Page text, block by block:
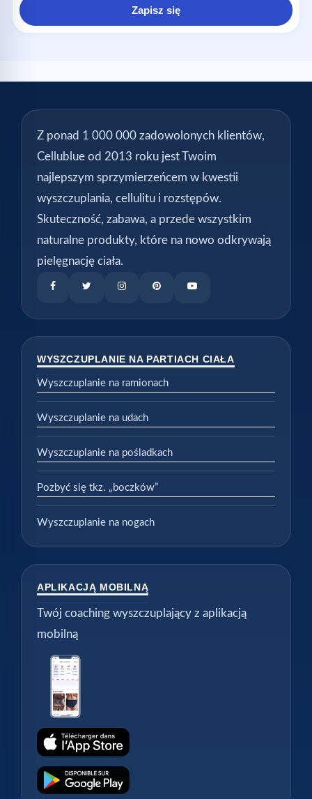
Zapisz się
Z ponad 1 000 000 zadowolonych klientów,
Cellublue od 2013 roku jest Twoim
najlepszym sprzymierzeńcem w kwestii
wyszczuplania, cellulitu i rozstępów.
Skuteczność, zabawa, a przede wszystkim
naturalne produkty, które na nowo odkrywają
pielęgnację ciała.
WYSZCZUPLANIE NA PARTIACH CIAŁA
Wyszczuplanie na ramionach
Wyszczuplanie na udach
Wyszczuplanie na pośladkach
Pozbyć się tkz. „boczków”
Wyszczuplanie na nogach
APLIKACJĄ MOBILNĄ
Twój coaching wyszczuplający z aplikacją
mobilną